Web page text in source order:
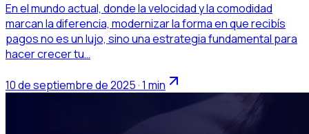
En el mundo actual, donde la velocidad y la comodidad
marcan la diferencia, modernizar la forma en que recibís
pagos no es un lujo, sino una estrategia fundamental para
hacer crecer tu…
10 de septiembre de 2025 · 1 min